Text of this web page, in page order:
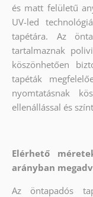
és matt felületű
UV-led
tapétára. Az
tartalmaznak
köszönhetően
tapéták
nyomtatásnak
ellenállással és
Elérhető
arányban
Az öntapadós